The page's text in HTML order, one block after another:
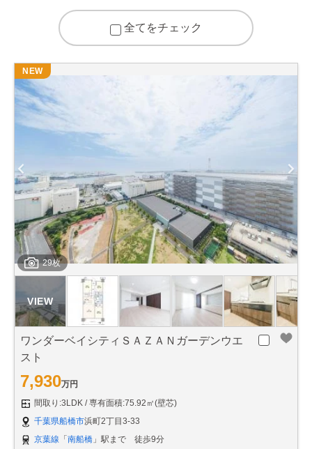
全てをチェック
29枚
NEW
ワンダーベイシティＳＡＺＡＮガーデンウエ
スト
7,930万円
間取り:3LDK
専有面積:75.92㎡(壁芯)
千葉県船橋市浜町2丁目3-33
京葉線 「 南船橋 」駅まで 徒歩9分